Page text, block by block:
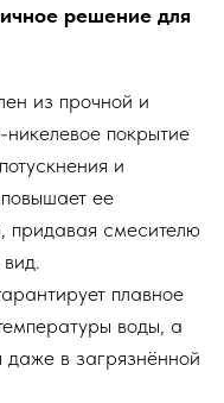
решение для
из прочной и
покрытие
и
ее
придавая смесителю
плавное
воды, а
в загрязнённой